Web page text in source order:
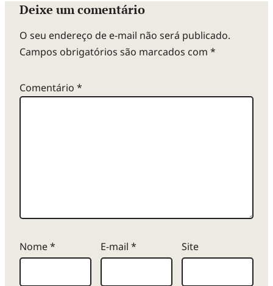
Deixe um comentário
O seu endereço de e-mail não será publicado.
Campos obrigatórios são marcados com *
Comentário *
Nome* E-mail * Site